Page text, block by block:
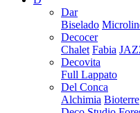
Dar
Biselado
Decocer
Chalet Fabia
Decovita
Full Lappato
Del Conca
Alchimia Bioterre